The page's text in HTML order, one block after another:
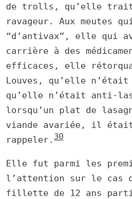
de trolls, qu’elle
ravageur. Aux meutes
“d’antivax”, elle qui
carrière à des
efficaces, elle
Louves, qu’elle
qu’elle n’était anti-
lorsqu’un plat de
viande avariée, il
rappeler. 30
Elle fut parmi les
l’attention sur le cas
fillette de 12 ans